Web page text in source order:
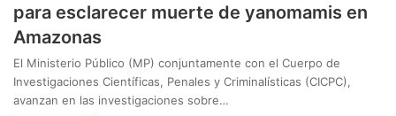
para esclarecer muerte de yanomamis en
Amazonas
El Ministerio Público (MP) conjuntamente con el Cuerpo de
Investigaciones Científicas, Penales y Criminalísticas (CICPC),
avanzan en las investigaciones sobre…